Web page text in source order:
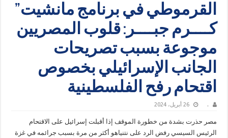
القرموطي في برنامج مانشيت”
كــــرم جبــــر: قلوب المصريين
موجوعة بسبب تصريحات
الجانب الإسرائيلي بخصوص
اقتحام رفح الفلسطينية
. 26 أبريل، 2024
مصر حذرت بشدة من خطورة الموقف إذا أقبلت إسرائيل على الاقتحام
الرئيس السيسي رفض الرد على نتنياهو أكثر من مرة بسبب جرائمه في غزة